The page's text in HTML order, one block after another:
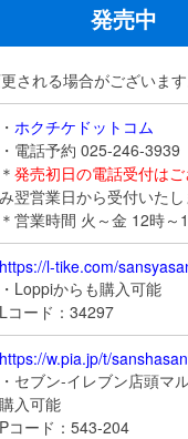
発売中
される場合がございま
・ ホクチケドットコム
・電話予約 025-246-3939
＊ 発売初日の電話受付はご
み翌営業日から受付いたし
＊営業時間 火～金 12時
https://l-tike.com/
・Loppiからも購入可能
Lコード：34297
https://w.pia.jp/t/
・セブン-イレブン店頭マ
購入可能
Pコード：543-204